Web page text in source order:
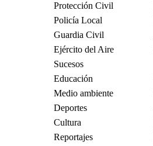
Protección Civil
Policía Local
Guardia Civil
Ejército del Aire
Sucesos
Educación
Medio ambiente
Deportes
Cultura
Reportajes